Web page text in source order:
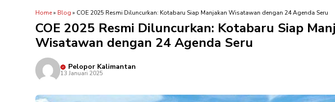
Home» Blog » COE 2025 Resmi Diluncurkan: Kotabaru Siap Manjakan Wisatawan dengan 24 Agenda Seru
COE 2025 Resmi Diluncurkan: Kotabaru Siap
Wisatawan dengan 24 Agenda Seru
Pelopor Kalimantan
13 Januari 2025